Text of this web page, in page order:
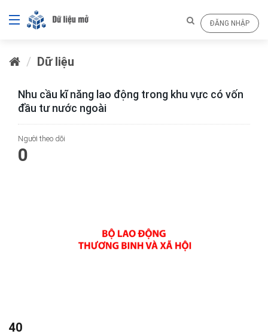
ĐĂNG NHẬP
Dữ liệu
Nhu cầu kĩ năng lao động trong khu vực có vốn
đầu tư nước ngoài
Người theo dõi
0
40